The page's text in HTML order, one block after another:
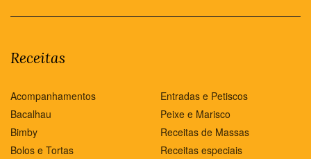
Receitas
Acompanhamentos
Bacalhau
Bimby
Bolos e Tortas
Entradas e Petiscos
Peixe e Marisco
Receitas de Massas
Receitas especiais